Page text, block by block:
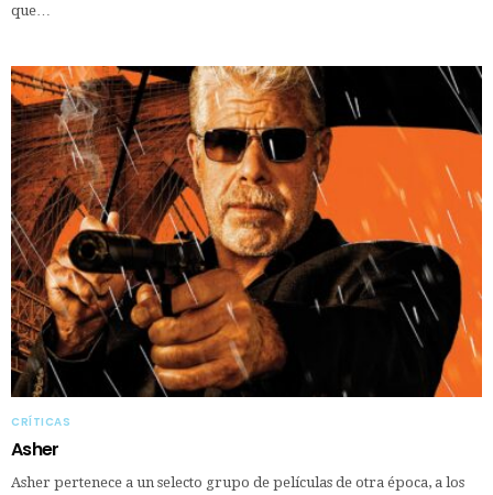
que…
CRÍTICAS
Asher
Asher pertenece a un selecto grupo de películas de otra época, a los